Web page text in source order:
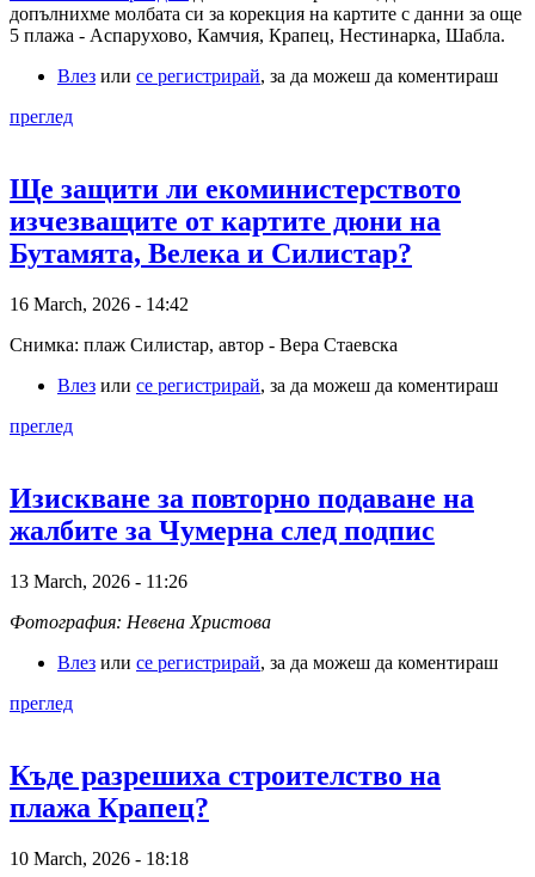
допълнихме молбата си за корекция на картите с данни за още
5 плажа - Аспарухово, Камчия, Крапец, Нестинарка, Шабла.
Влез или се регистрирай, за да можеш да коментираш
преглед
Ще защити ли екоминистерството
изчезващите от картите дюни на
Бутамята, Велека и Силистар?
16 March, 2026 - 14:42
Снимка: плаж Силистар, автор - Вера Стаевска
Влез или се регистрирай, за да можеш да коментираш
преглед
Изискване за повторно подаване на
жалбите за Чумерна след подпис
13 March, 2026 - 11:26
Фотография: Невена Христова
Влез или се регистрирай, за да можеш да коментираш
преглед
Къде разрешиха строителство на
плажа Крапец?
10 March, 2026 - 18:18